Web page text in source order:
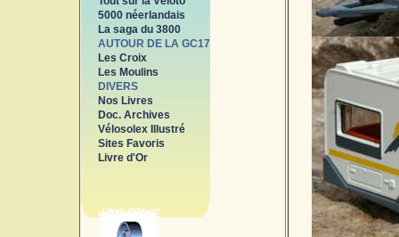
5000 néerlandais
La saga du 3800
AUTOUR DE LA GC17
Les Croix
Les Moulins
DIVERS
Nos Livres
Doc. Archives
Vélosolex Illustré
Sites Favoris
Livre d'Or